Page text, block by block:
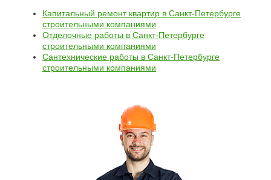
Капитальный ремонт квартир в Санкт-Петербурге
строительными компаниями
Отделочные работы в Санкт-Петербурге
строительными компаниями
Сантехнические работы в Санкт-Петербурге
строительными компаниями